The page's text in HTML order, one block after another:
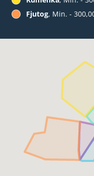
Fjutog, Min. -